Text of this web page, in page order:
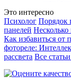
Это интересно
Психолог Порядок
панелей Несколько
Как избавиться от
фотореле:
рассвета Все